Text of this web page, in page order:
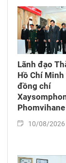
Lãnh đạo
Hồ Chí
đồng chí
Phomvihane
10/08/2026